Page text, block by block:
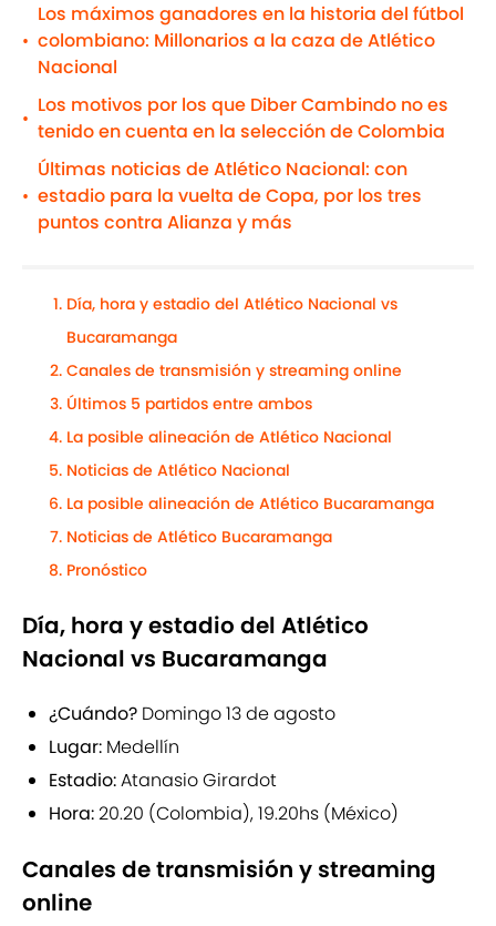
•
Los máximos ganadores en la historia del fútbol
colombiano: Millonarios a la caza de Atlético
Nacional
•
Los motivos por los que Diber Cambindo no es
tenido en cuenta en la selección de Colombia
•
Últimas noticias de Atlético Nacional: con
estadio para la vuelta de Copa, por los tres
puntos contra Alianza y más
Día, hora y estadio del Atlético Nacional vs
Bucaramanga
Canales de transmisión y streaming online
Últimos 5 partidos entre ambos
La posible alineación de Atlético Nacional
Noticias de Atlético Nacional
La posible alineación de Atlético Bucaramanga
Noticias de Atlético Bucaramanga
Pronóstico
Día, hora y estadio del Atlético
Nacional vs Bucaramanga
¿Cuándo? Domingo 13 de agosto
Lugar: Medellín
Estadio:Atanasio Girardot
Hora:20.20 (Colombia), 19.20hs (México)
Canales de transmisión y streaming
online